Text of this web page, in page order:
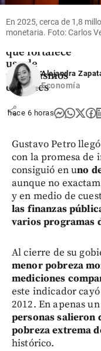
Colombia:
MinSalud
sacó
que fortalece
uso de
mecanismos
digitales
share
En 2025, cerca de 1,8
monetaria. Foto: Carlos
Alejandra
Economía
hace 6 horas
Gustavo Petro
con la promesa de
consiguió en uno
aunque no
y en medio de
las finanzas
varios programas
Al cierre de su
menor pobreza
mediciones
este indicador
2012. En apenas
personas salieron
pobreza extrema
histórico.